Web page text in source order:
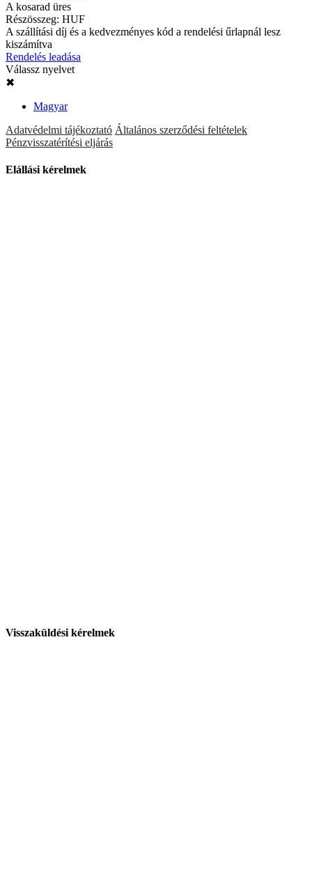
A kosarad üres
Részösszeg: HUF
A szállítási díj és a kedvezményes kód a rendelési űrlapnál lesz
kiszámítva
Rendelés leadása
Válassz nyelvet
✖
Magyar
Adatvédelmi tájékoztató Általános szerződési feltételek
Pénzvisszatérítési eljárás
Elállási kérelmek
Visszaküldési kérelmek